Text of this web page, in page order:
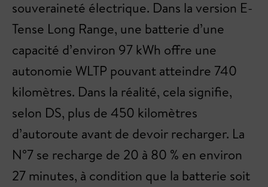
souveraineté électrique. Dans la version E-
Tense Long Range, une batterie d’une
capacité d’environ 97 kWh offre une
autonomie WLTP pouvant atteindre 740
kilomètres. Dans la réalité, cela signifie,
selon DS, plus de 450 kilomètres
d’autoroute avant de devoir recharger. La
N°7 se recharge de 20 à 80 % en environ
27 minutes, à condition que la batterie soit